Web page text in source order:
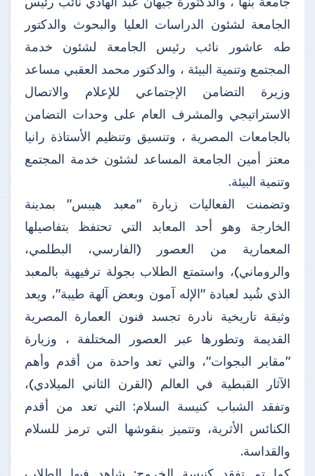
الجامعة لشئون الدراسات العليا والبحوث والدكتور
طه عاشور نائب رئيس الجامعة لشئون خدمة
المجتمع وتنمية البيئة ، والدكتور محمد العقبي مساعد
وزيرة التضامن الإجتماعي للإعلام والاتصال
الاستراتيجي والمشرف العام على وحدات التضامن
بالجامعات المصرية ، وتنسيق وتنظيم الأستاذة رانيا
معتز أمين الجامعة المساعد لشئون خدمة المجتمع
وتنمية البيئة.
وتضمنت الفعاليات زيارة "معبد هيبس" بمدينة
الخارجة وهو أحد المعابد التي تحتفظ بتفاصيلها
المعمارية من العصور (الفارسي، البطلمي،
والروماني)، واستمتع الطلاب بجولة ترفيهية بالمعبد
الذي شُيد لعبادة "الإله آمون وبعض آلهة طيبة"، ويعد
وثيقة تاريخية نادرة تجسد فنون العمارة المصرية
القديمة وتطورها عبر العصور المختلفة ، وزيارة
"مقابر البجوات"، والتي تعد واحدة من أقدم وأهم
الآثار القبطية في العالم (القرن الثاني الميلادي)،
وتفقد الشباب كنيسة السلام: التي تعد من أقدم
الكنائس الأثرية، وتتميز بنقوشها التي ترمز للسلام
والقداسة.